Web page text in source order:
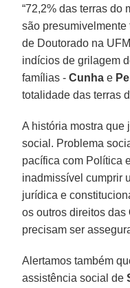
“72,2% das terras do
são presumivelmente
de Doutorado na
indícios de grilagem
famílias -Cunha e
totalidade das terras
A história mostra que
social. Problema
pacífica com Política
inadmissível cumprir
jurídica e
os outros direitos das
precisam ser
Alertamos também
assistência social de